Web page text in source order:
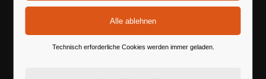
Kontakt
Technisch erforderliche Cookies werden immer geladen.